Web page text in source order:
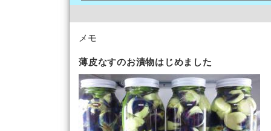
メモ
薄皮なすのお漬物はじめました